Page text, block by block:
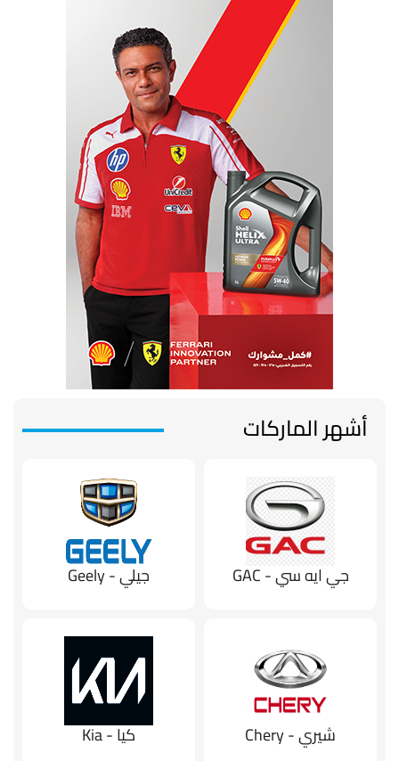
أشهر الماركات
جي ايه سي - GAC جيلي - Geely
شيري - Chery كيا - Kia